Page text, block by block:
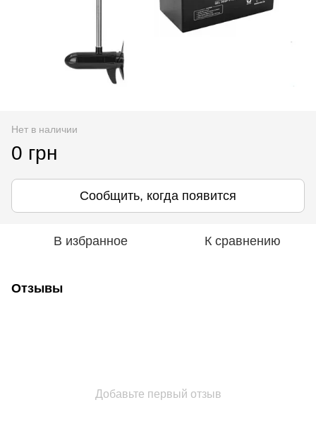
Нет в наличии
0 грн
Сообщить, когда появится
В избранное К сравнению
Отзывы
Добавьте первый отзыв